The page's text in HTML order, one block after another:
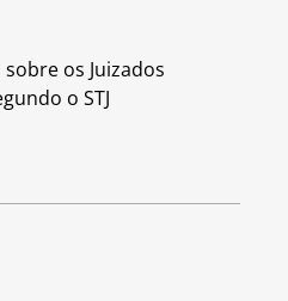
os Juizados
o STJ